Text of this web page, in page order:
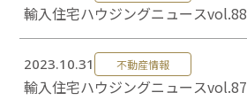
輸入住宅ハウジングニュースvol.88
2023.10.31 不動産情報
輸入住宅ハウジングニュースvol.87